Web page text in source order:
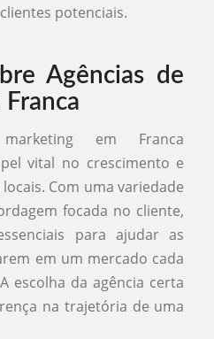
potenciais.
Agências de
em Franca
vital no crescimento e
Com uma variedade
focada no cliente,
para ajudar as
em um mercado cada
escolha da agência certa
na trajetória de uma